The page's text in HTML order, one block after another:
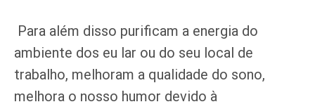
Para além disso purificam a energia do
ambiente dos eu lar ou do seu local de
trabalho, melhoram a qualidade do sono,
melhora o nosso humor devido à